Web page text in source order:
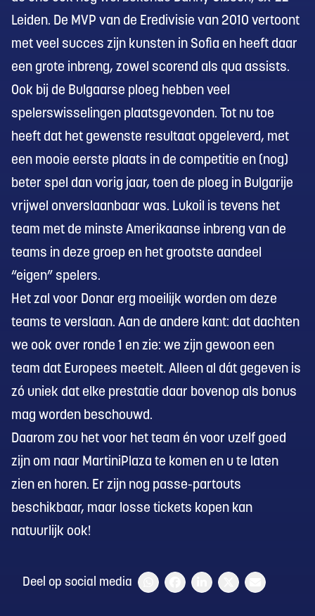
Leiden. De MVP van de Eredivisie van 2010 vertoont
met veel succes zijn kunsten in Sofia en heeft daar
een grote inbreng, zowel scorend als qua assists.
Ook bij de Bulgaarse ploeg hebben veel
spelerswisselingen plaatsgevonden. Tot nu toe
heeft dat het gewenste resultaat opgeleverd, met
een mooie eerste plaats in de competitie en (nog)
beter spel dan vorig jaar, toen de ploeg in Bulgarije
vrijwel onverslaanbaar was. Lukoil is tevens het
team met de minste Amerikaanse inbreng van de
teams in deze groep en het grootste aandeel
“eigen” spelers.
Het zal voor Donar erg moeilijk worden om deze
teams te verslaan. Aan de andere kant: dat dachten
we ook over ronde 1 en zie: we zijn gewoon een
team dat Europees meetelt. Alleen al dát gegeven is
zó uniek dat elke prestatie daar bovenop als bonus
mag worden beschouwd.
Daarom zou het voor het team én voor uzelf goed
zijn om naar MartiniPlaza te komen en u te laten
zien en horen. Er zijn nog passe-partouts
beschikbaar, maar losse tickets kopen kan
natuurlijk ook!
Deel op social media